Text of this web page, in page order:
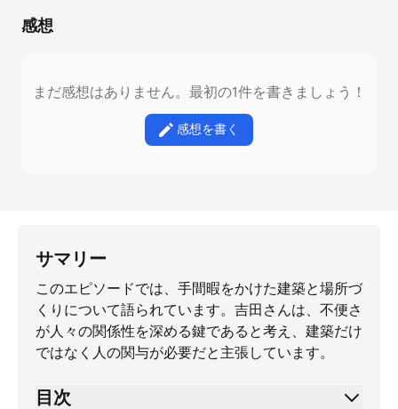
感想
まだ感想はありません。最初の1件を書きましょう！
感想を書く
サマリー
このエピソードでは、手間暇をかけた建築と場所づ
くりについて語られています。吉田さんは、不便さ
が人々の関係性を深める鍵であると考え、建築だけ
ではなく人の関与が必要だと主張しています。
目次